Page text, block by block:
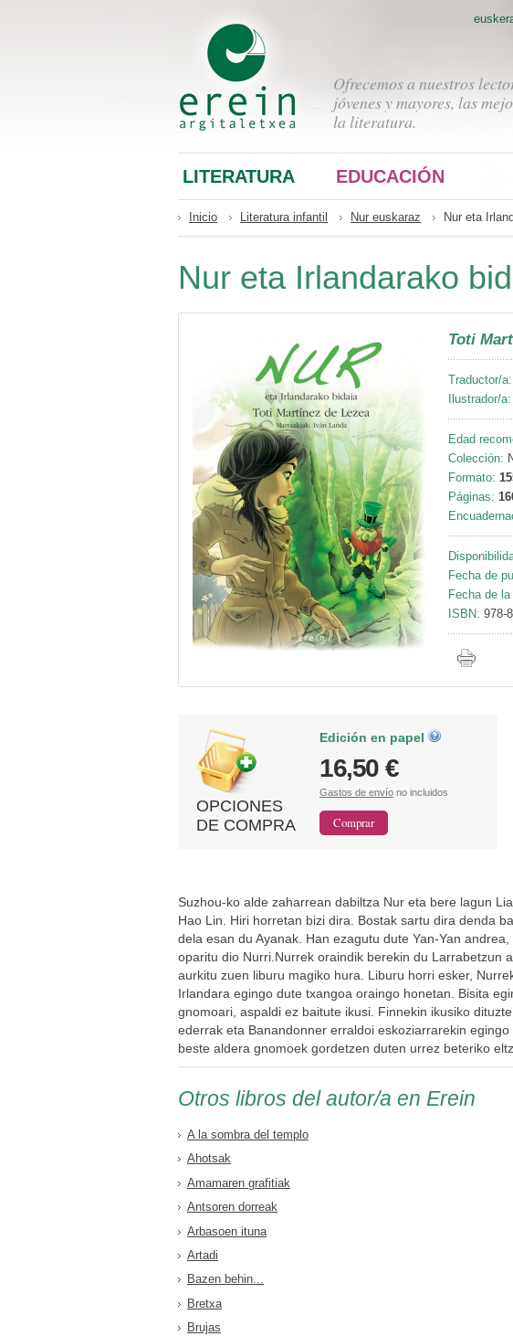
Ofrecemos a nuestros
jóvenes y mayores, las
la literatura.
LITERATURA EDUCACIÓN
Inicio Literatura infantil Nur euskaraz Nur eta
Nur eta Irlandarako
Toti
Traductor/a:
Ilustrador/a:
Edad
Colección:
Formato:
Páginas:
Fecha de
Fecha de
ISBN: 978-
OPCIONES
DE COMPRA
Edición en papel
16,50 €
Gastos de envío no incluidos
Suzhou-ko alde zaharrean dabiltza Nur eta bere lagun
Hao Lin. Hiri horretan bizi dira. Bostak sartu dira denda
dela esan du Ayanak. Han ezagutu dute Yan-Yan
oparitu dio Nurri.Nurrek oraindik berekin du Larrabetzun
aurkitu zuen liburu magiko hura. Liburu horri esker,
Irlandara egingo dute txangoa oraingo honetan. Bisita
gnomoari, aspaldi ez baitute ikusi. Finnekin ikusiko
ederrak eta Banandonner erraldoi eskoziarrarekin
beste aldera gnomoek gordetzen duten urrez beteriko
Otros libros del autor/a en Erein
A la sombra del templo
Ahotsak
Amamaren grafitiak
Antsoren dorreak
Arbasoen ituna
Artadi
Bazen behin...
Bretxa
Brujas